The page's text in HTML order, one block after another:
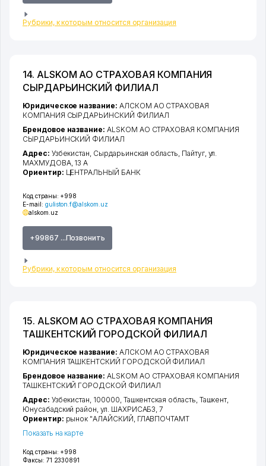
Рубрики, к которым относится организация
14. ALSKOM АО СТРАХОВАЯ КОМПАНИЯ
СЫРДАРЬИНСКИЙ ФИЛИАЛ
Код страны: +998
E-mail: guliston.f@alskom.uz
alskom.uz
+99867 ...Позвонить
Рубрики, к которым относится организация
Юридическое название: АЛСКОМ АО СТРАХОВАЯ
КОМПАНИЯ СЫРДАРЬИНСКИЙ ФИЛИАЛ
Брендовое название: ALSKOM АО СТРАХОВАЯ КОМПАНИЯ
СЫРДАРЬИНСКИЙ ФИЛИАЛ
Адрес: Узбекистан, Сырдарьинская область Пайтуг, ул.
МАХМУДОВА, 13 А
Ориентир: ЦЕНТРАЛЬНЫЙ БАНК
15. ALSKOM АО СТРАХОВАЯ КОМПАНИЯ
ТАШКЕНТСКИЙ ГОРОДСКОЙ ФИЛИАЛ
Код страны: +998
Факсы: 71 2330891
Юридическое название: АЛСКОМ АО СТРАХОВАЯ
КОМПАНИЯ ТАШКЕНТСКИЙ ГОРОДСКОЙ ФИЛИАЛ
Брендовое название: ALSKOM АО СТРАХОВАЯ КОМПАНИЯ
ТАШКЕНТСКИЙ ГОРОДСКОЙ ФИЛИАЛ
Адрес: Узбекистан, 100000, Ташкентская область Ташкент
Юнусабадский район ,ул. ШАХРИСАБЗ , 7
Ориентир: рынок "АЛАЙСКИЙ, ГЛАВПОЧТАМТ
Показать на карте